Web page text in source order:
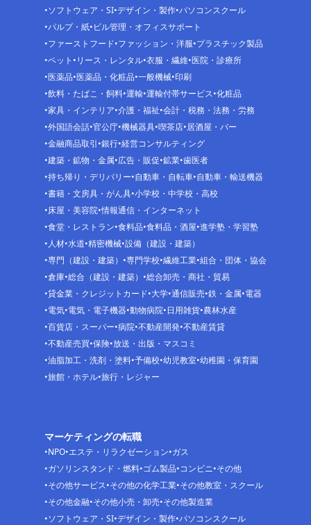
ソフトウェア・SI デザイン・製作 パソコンスクール
パルプ・紙 ビル管理・オフィスサポート
ファーストフード ファッション・洋服 プラスチック製品
ペット リース・レンタル 衣服・繊維 医院・診療所
医薬品 医薬品・化粧品 一般機械 印刷
飲料・たばこ・飼料 運輸 運輸付帯サービス 化粧品
家具・インテリア 介護・福祉 会計・税務・法務・労務
外国語会話 官公庁 機械器具 喫茶店 居酒屋・バー
金融商品取引 銀行 経営コンサルティング
建築・鉱物・金属 広告・販促 鉱業 歯医者
持ち帰り・デリバリー 自動車・自転車 自動車・輸送機器
書籍・文房具・がん具 小学校・中学校・高校
床屋・美容院 情報通信・インターネット
食堂・レストラン 食料品 食料品・酒屋 進学塾・学習塾
人材 水道 精密機械 設備（建設・建築）
専門（建設・建築）
専門学校 繊維工業 組合・団体・協会
倉庫 総合（建設・建築）
総合卸売・商社・貿易
貸金業・クレジットカード 大学 通信販売 鉄・金属 電器
電気 電気・電子機器 動物病院 日用雑貨 農林水産
百貨店・スーパー 病院 不動産開発 不動産賃貸
不動産売買 保険 放送・出版・マスコミ
油脂加工・洗剤・塗料 予備校 幼児教室 幼稚園・保育園
旅館・ホテル 旅行・レジャー
マーケティングの転職
NPO エステ・リラクゼーション ガス
ガソリンスタンド・燃料 ゴム製品 コンビニ その他
その他サービス その他の化学工業 その他教室・スクール
その他金融 その他小売・卸売 その他製造業
ソフトウェア・SI デザイン・製作 パソコンスクール